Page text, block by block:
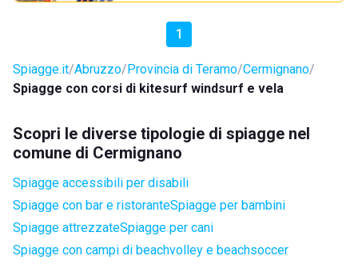
1
Spiagge.it Abruzzo Provincia di Teramo Cermignano
Spiagge con corsi di kitesurf windsurf e vela
Scopri le diverse tipologie di spiagge nel
comune di Cermignano
Spiagge accessibili per disabili
Spiagge con bar e ristoranteSpiagge per bambini
Spiagge attrezzateSpiagge per cani
Spiagge con campi di beachvolley e beachsoccer